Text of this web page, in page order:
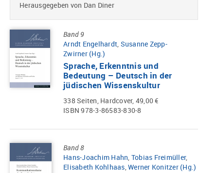
Herausgegeben von Dan Diner
Band 9
Arndt Engelhardt, Susanne Zepp-
Zwirner (Hg.)
Sprache, Erkenntnis und
Bedeutung – Deutsch in der
jüdischen Wissenskultur
338 Seiten, Hardcover, 49,00 €
ISBN 978-3-86583-830-8
Band 8
Hans-Joachim Hahn, Tobias Freimüller,
Elisabeth Kohlhaas,Werner Konitzer (Hg.)